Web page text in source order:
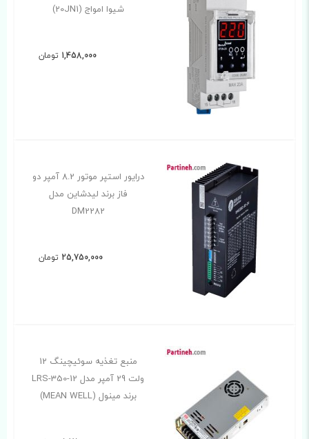
شیوا امواج (20JN1)
1,458,000 تومان
درایور استپر موتور 8.2 آمپر دو
فاز برند لیدشاین مدل
DM2282
25,750,000 تومان
منبع تغذیه سوئیچینگ 12
ولت 29 آمپر مدل LRS-350-12
برند مینول (MEAN WELL)